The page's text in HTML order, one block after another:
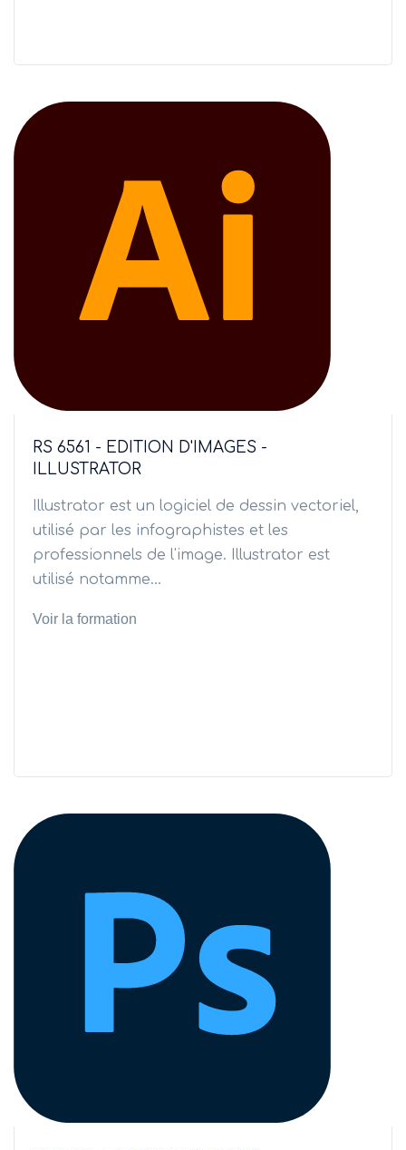
RS 6561 - EDITION D'IMAGES -
ILLUSTRATOR
Illustrator est un logiciel de dessin vectoriel,
utilisé par les infographistes et les
professionnels de l'image. Illustrator est
utilisé notamme...
Voir la formation